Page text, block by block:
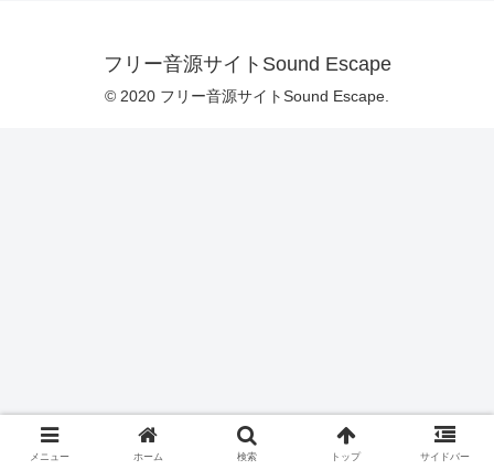
フリー音源サイトSound Escape
© 2020 フリー音源サイトSound Escape.
メニュー ホーム 検索 トップ サイドバー